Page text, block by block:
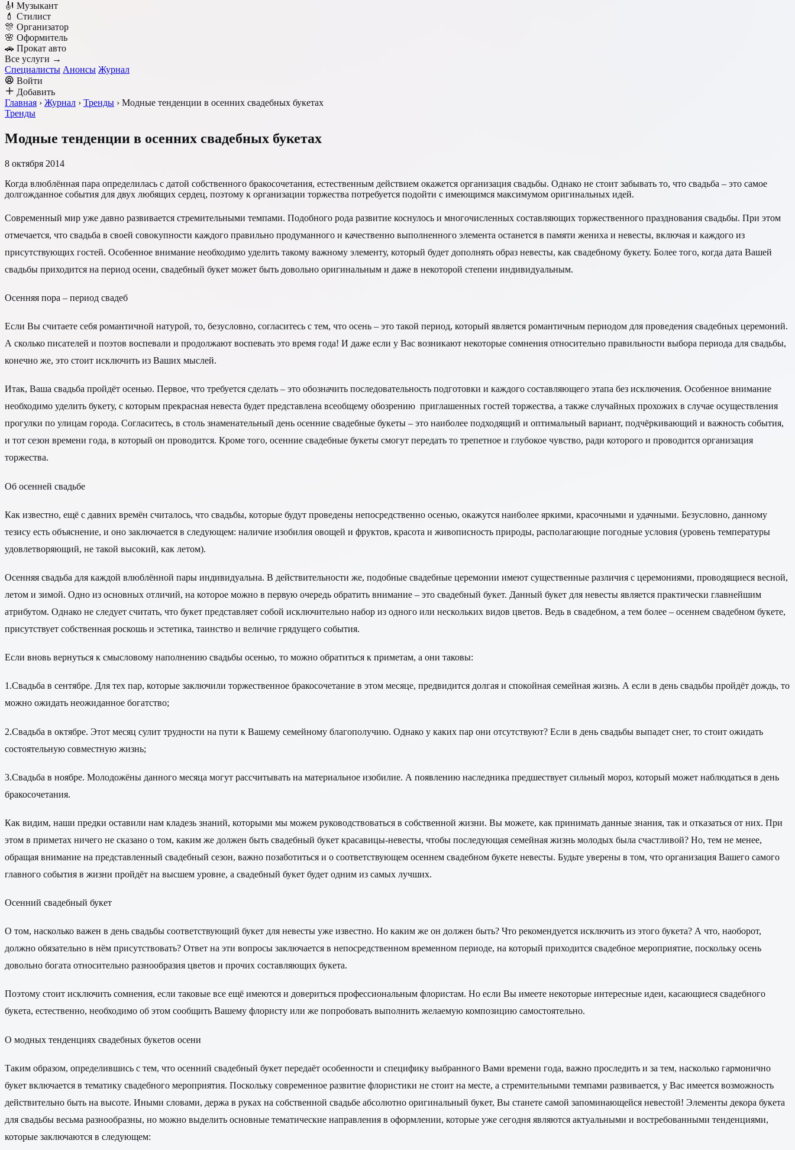
🎻 Музыкант
💄 Стилист
🎊 Организатор
🌸 Оформитель
🚗 Прокат авто
Все услуги →
Специалисты Анонсы Журнал
Войти
Добавить
Главная › Журнал › Тренды › Модные тенденции в осенних свадебных букетах
Тренды
Модные тенденции в осенних свадебных букетах
8 октября 2014
Когда влюблённая пара определилась с датой собственного бракосочетания, естественным действием окажется организация свадьбы. Однако не стоит забывать то, что свадьба – это самое
долгожданное события для двух любящих сердец, поэтому к организации торжества потребуется подойти с имеющимся максимумом оригинальных идей.
Современный мир уже давно развивается стремительными темпами. Подобного рода развитие коснулось и многочисленных составляющих торжественного празднования свадьбы. При этом
отмечается, что свадьба в своей совокупности каждого правильно продуманного и качественно выполненного элемента останется в памяти жениха и невесты, включая и каждого из
присутствующих гостей. Особенное внимание необходимо уделить такому важному элементу, который будет дополнять образ невесты, как свадебному букету. Более того, когда дата Вашей
свадьбы приходится на период осени, свадебный букет может быть довольно оригинальным и даже в некоторой степени индивидуальным.
Осенняя пора – период свадеб
Если Вы считаете себя романтичной натурой, то, безусловно, согласитесь с тем, что осень – это такой период, который является романтичным периодом для проведения свадебных церемоний.
А сколько писателей и поэтов воспевали и продолжают воспевать это время года! И даже если у Вас возникают некоторые сомнения относительно правильности выбора периода для свадьбы,
конечно же, это стоит исключить из Ваших мыслей.
Итак, Ваша свадьба пройдёт осенью. Первое, что требуется сделать – это обозначить последовательность подготовки и каждого составляющего этапа без исключения. Особенное внимание
необходимо уделить букету, с которым прекрасная невеста будет представлена всеобщему обозрению приглашенных гостей торжества, а также случайных прохожих в случае осуществления
прогулки по улицам города. Согласитесь, в столь знаменательный день осенние свадебные букеты – это наиболее подходящий и оптимальный вариант, подчёркивающий и важность события,
и тот сезон времени года, в который он проводится. Кроме того, осенние свадебные букеты смогут передать то трепетное и глубокое чувство, ради которого и проводится организация
торжества.
Об осенней свадьбе
Как известно, ещё с давних времён считалось, что свадьбы, которые будут проведены непосредственно осенью, окажутся наиболее яркими, красочными и удачными. Безусловно, данному
тезису есть объяснение, и оно заключается в следующем: наличие изобилия овощей и фруктов, красота и живописность природы, располагающие погодные условия (уровень температуры
удовлетворяющий, не такой высокий, как летом).
Осенняя свадьба для каждой влюблённой пары индивидуальна. В действительности же, подобные свадебные церемонии имеют существенные различия с церемониями, проводящиеся весной,
летом и зимой. Одно из основных отличий, на которое можно в первую очередь обратить внимание – это свадебный букет. Данный букет для невесты является практически главнейшим
атрибутом. Однако не следует считать, что букет представляет собой исключительно набор из одного или нескольких видов цветов. Ведь в свадебном, а тем более – осеннем свадебном букете,
присутствует собственная роскошь и эстетика, таинство и величие грядущего события.
Если вновь вернуться к смысловому наполнению свадьбы осенью, то можно обратиться к приметам, а они таковы:
1.Свадьба в сентябре. Для тех пар, которые заключили торжественное бракосочетание в этом месяце, предвидится долгая и спокойная семейная жизнь. А если в день свадьбы пройдёт дождь, то
можно ожидать неожиданное богатство;
2.Свадьба в октябре. Этот месяц сулит трудности на пути к Вашему семейному благополучию. Однако у каких пар они отсутствуют? Если в день свадьбы выпадет снег, то стоит ожидать
состоятельную совместную жизнь;
3.Свадьба в ноябре. Молодожёны данного месяца могут рассчитывать на материальное изобилие. А появлению наследника предшествует сильный мороз, который может наблюдаться в день
бракосочетания.
Как видим, наши предки оставили нам кладезь знаний, которыми мы можем руководствоваться в собственной жизни. Вы можете, как принимать данные знания, так и отказаться от них. При
этом в приметах ничего не сказано о том, каким же должен быть свадебный букет красавицы-невесты, чтобы последующая семейная жизнь молодых была счастливой? Но, тем не менее,
обращая внимание на представленный свадебный сезон, важно позаботиться и о соответствующем осеннем свадебном букете невесты. Будьте уверены в том, что организация Вашего самого
главного события в жизни пройдёт на высшем уровне, а свадебный букет будет одним из самых лучших.
Осенний свадебный букет
О том, насколько важен в день свадьбы соответствующий букет для невесты уже известно. Но каким же он должен быть? Что рекомендуется исключить из этого букета? А что, наоборот,
должно обязательно в нём присутствовать? Ответ на эти вопросы заключается в непосредственном временном периоде, на который приходится свадебное мероприятие, поскольку осень
довольно богата относительно разнообразия цветов и прочих составляющих букета.
Поэтому стоит исключить сомнения, если таковые все ещё имеются и довериться профессиональным флористам. Но если Вы имеете некоторые интересные идеи, касающиеся свадебного
букета, естественно, необходимо об этом сообщить Вашему флористу или же попробовать выполнить желаемую композицию самостоятельно.
О модных тенденциях свадебных букетов осени
Таким образом, определившись с тем, что осенний свадебный букет передаёт особенности и специфику выбранного Вами времени года, важно проследить и за тем, насколько гармонично
букет включается в тематику свадебного мероприятия. Поскольку современное развитие флористики не стоит на месте, а стремительными темпами развивается, у Вас имеется возможность
действительно быть на высоте. Иными словами, держа в руках на собственной свадьбе абсолютно оригинальный букет, Вы станете самой запоминающейся невестой! Элементы декора букета
для свадьбы весьма разнообразны, но можно выделить основные тематические направления в оформлении, которые уже сегодня являются актуальными и востребованными тенденциями,
которые заключаются в следующем: